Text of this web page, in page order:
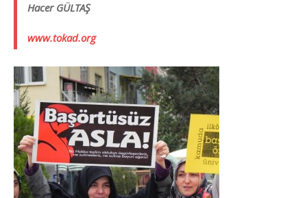
Hacer GÜLTAŞ
www.tokad.org